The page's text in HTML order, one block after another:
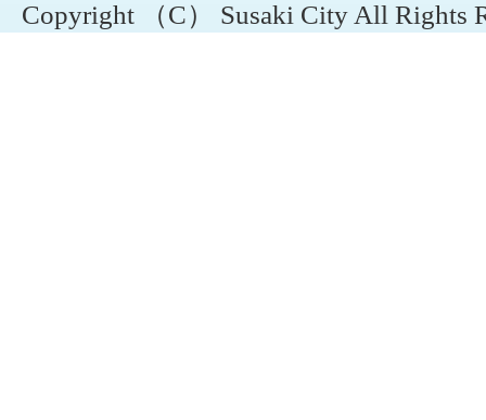
Copyright （C） Susaki City All Rights